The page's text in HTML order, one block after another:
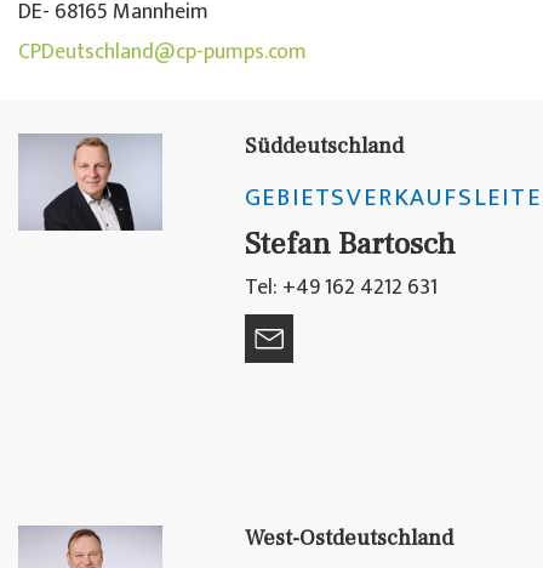
DE- 68165 Mannheim
CPDeutschland@cp-pumps.com
Süddeutschland
Stefan Bartosch
Tel: +49 162 4212 631
West-Ostdeutschland